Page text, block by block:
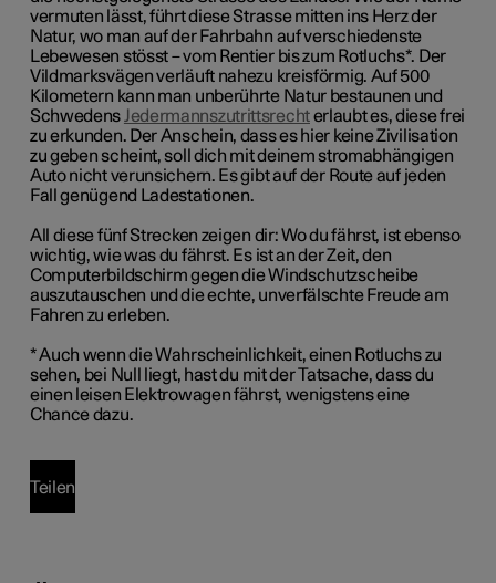
vermuten lässt, führt diese Strasse mitten ins Herz der
Natur, wo man auf der Fahrbahn auf verschiedenste
Lebewesen stösst – vom Rentier bis zum Rotluchs*. Der
Vildmarksvägen verläuft nahezu kreisförmig. Auf 500
Kilometern kann man unberührte Natur bestaunen und
Schwedens Jedermannszutrittsrechterlaubt es, diese frei
zu erkunden. Der Anschein, dass es hier keine Zivilisation
zu geben scheint, soll dich mit deinem stromabhängigen
Auto nicht verunsichern. Es gibt auf der Route auf jeden
Fall genügend Ladestationen.
All diese fünf Strecken zeigen dir: Wo du fährst, ist ebenso
wichtig, wie was du fährst. Es ist an der Zeit, den
Computerbildschirm gegen die Windschutzscheibe
auszutauschen und die echte, unverfälschte Freude am
Fahren zu erleben.
* Auch wenn die Wahrscheinlichkeit, einen Rotluchs zu
sehen, bei Null liegt, hast du mit der Tatsache, dass du
einen leisen Elektrowagen fährst, wenigstens eine
Chance dazu.
Teilen